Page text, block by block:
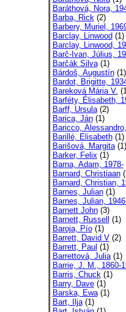
Baráthová, Nora,
Barba, Rick(2)
Barbery, Muriel,
Barclay, Linwood (1)
Barclay, Linwood,
Barč-Ivan, Július,
Barčák Silva(1)
Bárdoš, Augustín(1)
Bardot, Brigitte,
Bareková Mária V.
Barféty, Élisabeth,
Barff, Ursula(2)
Barica, Ján(1)
Baricco,
Barillé, Elisabeth(1)
Barišová, Margita(1)
Barker, Felix(1)
Barna, Adam, 1978-
Barnard, Christiaan
Barnard, Christian,
Barnes, Julian(1)
Barnes, Julian,
Barnett John(3)
Barnett, Russell
(1)
Baroja, Pío(1)
Barrett, David V(2)
Barrett, Paul (1)
Barrettová, Julia(1)
Barrie, J. M., 1860-
Barris, Chuck(1)
Barry, Dave(1)
Barska, Ewa(1)
Bart, Ilja(1)